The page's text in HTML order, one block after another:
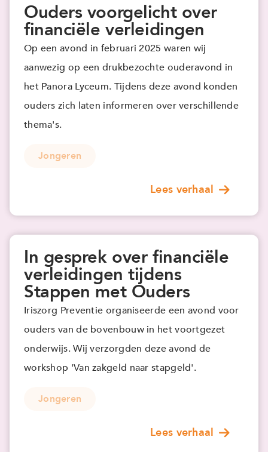
Ouders voorgelicht over
financiële verleidingen
Op een avond in februari 2025 waren wij
aanwezig op een drukbezochte ouderavond in
het Panora Lyceum. Tijdens deze avond konden
ouders zich laten informeren over verschillende
thema's.
Jongeren
Lees verhaal
In gesprek over financiële
verleidingen tijdens
Stappen met Ouders
Iriszorg Preventie organiseerde een avond voor
ouders van de bovenbouw in het voortgezet
onderwijs. Wij verzorgden deze avond de
workshop 'Van zakgeld naar stapgeld'.
Jongeren
Lees verhaal